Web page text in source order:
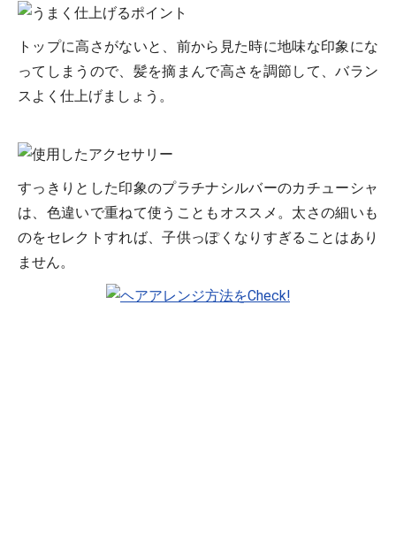
トップに高さがないと、前から見た時に地味な印象にな
ってしまうので、髪を摘まんで高さを調節して、バラン
スよく仕上げましょう。
すっきりとした印象のプラチナシルバーのカチューシャ
は、色違いで重ねて使うこともオススメ。太さの細いも
のをセレクトすれば、子供っぽくなりすぎることはあり
ません。